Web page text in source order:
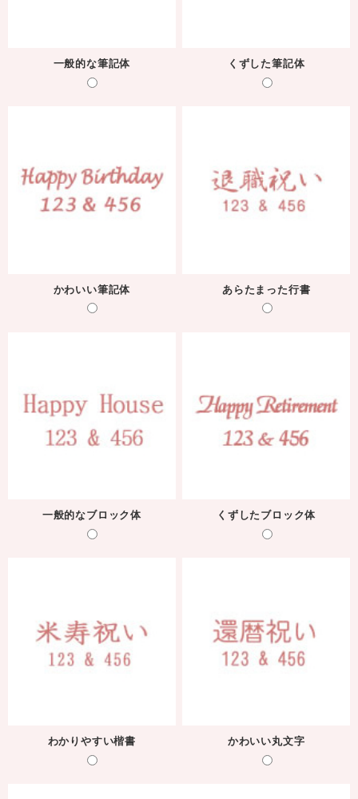
一般的な筆記体 くずした筆記体
かわいい筆記体 あらたまった行書
一般的なブロック体 くずしたブロック体
わかりやすい楷書 かわいい丸文字